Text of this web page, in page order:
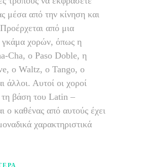
μέσα από την κίνηση και
από μια
γκάμα χορών, όπως η
Cha, ο Paso Doble, η
ο Waltz, ο Tango, ο
άλλοι. Αυτοί οι χοροί
τη βάση του Latin –
ο καθένας από αυτούς έχει
χαρακτηριστικά